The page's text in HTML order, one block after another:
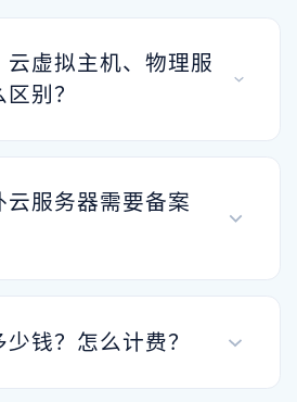
云虚拟主机、物理服
别？
云服务器需要备案
钱？怎么计费？